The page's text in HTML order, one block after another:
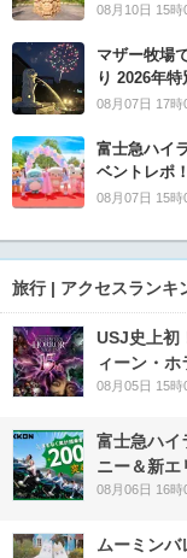
08月10日 15時
マザー牧場
り 2026年
08月07日 17時
富士急ハイ
ベントレポ！
08月07日 15時
旅行 | アクセスランキ
USJ史上初
ィーン・
08月05日 15時
富士急ハイ
ニー＆新エ
08月06日 16時
ムーミンバ